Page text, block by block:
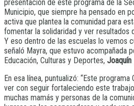
presentación de este programa de la
Municipio, que siempre ha pensado en
activa que plantea la comunidad para
fomentar la solidaridad y ver resultados
Y eso dentro de las escuelas lo vemos
señaló Mayra, que estuvo acompañada
Educación, Culturas y Deportes, Joaquín
En esa línea, puntualizó: “Este
ver con seguir fortaleciendo este
muchas mamás y personas de la